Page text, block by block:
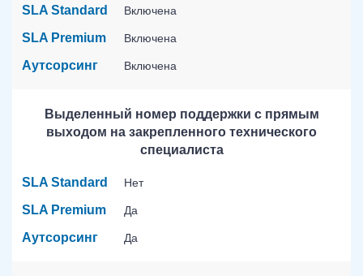
SLA Standard Включена
SLA Premium Включена
Аутсорсинг Включена
Выделенный номер поддержки с прямым
выходом на закрепленного технического
специалиста
SLA Standard Нет
SLA Premium Да
Аутсорсинг Да